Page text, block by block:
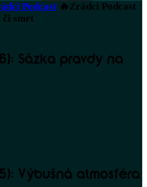
Podcast 🔥Zrádci Podcast
či smrt
Sázka pravdy na
Výbušná atmosféra